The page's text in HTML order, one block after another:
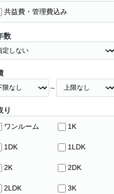
共益費・管理費込み
数
～
り
ワンルーム 1K
1DK 1LDK
2K 2DK
2LDK 3K